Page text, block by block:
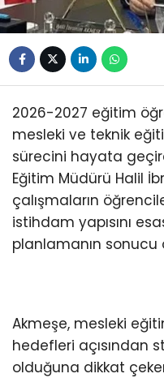
2026-2027 eğitim
mesleki ve teknik
sürecini hayata
Eğitim Müdürü Halil
çalışmaların
istihdam yapısını
planlamanın
Akmeşe, mesleki
hedefleri açısından
olduğuna dikkat